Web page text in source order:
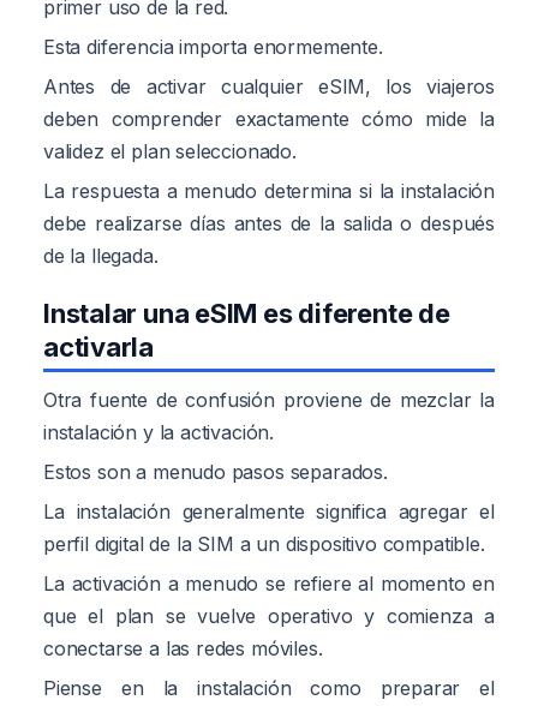
primer uso de la red.
Esta diferencia importa enormemente.
Antes de activar cualquier eSIM, los viajeros
deben comprender exactamente cómo mide la
validez el plan seleccionado.
La respuesta a menudo determina si la instalación
debe realizarse días antes de la salida o después
de la llegada.
Instalar una eSIM es diferente de
activarla
Otra fuente de confusión proviene de mezclar la
instalación y la activación.
Estos son a menudo pasos separados.
La instalación generalmente significa agregar el
perfil digital de la SIM a un dispositivo compatible.
La activación a menudo se refiere al momento en
que el plan se vuelve operativo y comienza a
conectarse a las redes móviles.
Piense en la instalación como preparar el